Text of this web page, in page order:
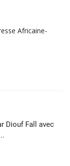
Africaine-
Diouf Fall avec